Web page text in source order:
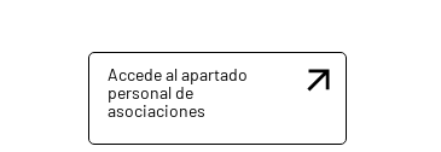
Accede al apartado
personal de
asociaciones